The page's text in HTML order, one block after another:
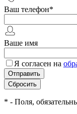
Ваш телефон*
Ваше имя
Я согласен на
* - Поля,